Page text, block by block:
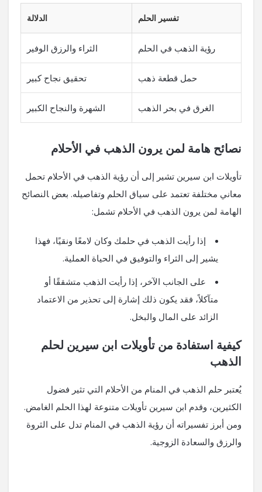
تفسير الحلم الدلالة
رؤية الذهب في الحلم الثراء والرزق⁣ الوفير
حمل قطعة ​ذهب تحقيق نجاح​ كبير
الغرق في بحر الذهب الشهرة والنجاح⁤ الكبير
نصائح هامة لمن يرون الذهب في الأحلام
تأويلات ابن ⁣سيرين تشير إلى أن⁢ رؤية الذهب في الأحلام تحمل
معاني مختلفة تعتمد على ⁢سياق⁢ الحلم وتفاصيله. بعض ‍النصائح
⁣الهامة لمن يرون الذهب في الأحلام تشمل:
إذا رأيت الذهب في ‌حلمك وكان لامعًا ونقيًا، ⁣فهذا
يشير إلى الثراء والتوفيق في​ الحياة العملية.
على الجانب الآخر، إذا رأيت الذهب متشققًا‌ أو
متآكلاً، فقد يكون ذلك إشارة⁣ إلى تحذير⁢ من الاعتماد
الزائد على المال والبخل.
كيفية استفادة من تأويلات ابن سيرين لحلم
الذهب
يُعتبر حلم الذهب في⁢ المنام من الأحلام التي تثير فضول
الكثيرين، وقدم ابن سيرين​ تأويلات متنوعة ⁤لهذا ⁤الحلم الغامض.
ومن⁢ أبرز تفسيراته أن رؤية الذهب في المنام تدل على الثروة
والرزق والسعادة​ الزوجية.